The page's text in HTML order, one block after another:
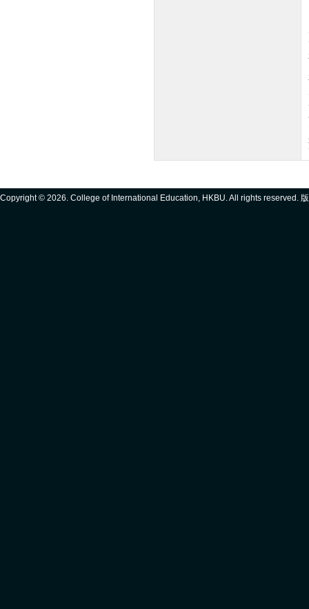
Copyright © 2026. College of International Education, HKBU. All rights reserved.